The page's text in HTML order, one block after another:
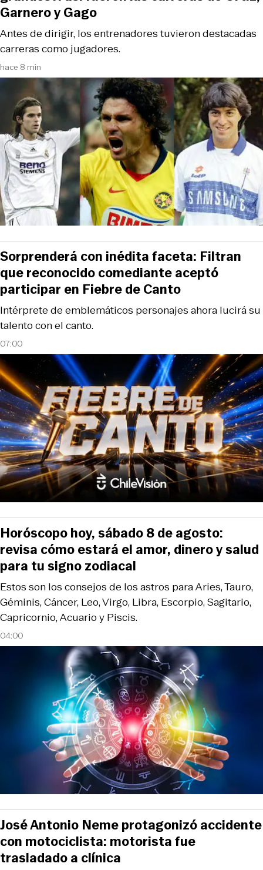
hace 8 min
Antes de dirigir, los entrenadores tuvieron destacadas
carreras como jugadores.
Garnero y Gago
07:00
Intérprete de emblemáticos personajes ahora lucirá su
talento con el canto.
Sorprenderá con inédita faceta: Filtran
que reconocido comediante aceptó
participar en Fiebre de Canto
04:00
Estos son los consejos de los astros para Aries, Tauro,
Géminis, Cáncer, Leo, Virgo, Libra, Escorpio, Sagitario,
Capricornio, Acuario y Piscis.
Horóscopo hoy, sábado 8 de agosto:
revisa cómo estará el amor, dinero y salud
para tu signo zodiacal
José Antonio Neme protagonizó accidente
con motociclista: motorista fue
trasladado a clínica